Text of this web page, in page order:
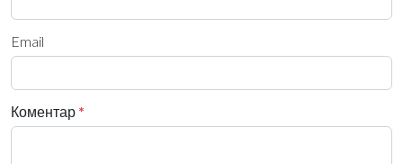
Email
Коментар *